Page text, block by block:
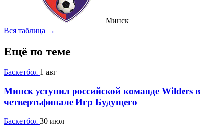
Минск
Вся таблица →
Ещё по теме
Баскетбол 1 авг
Минск уступил российской команде Wilders в
четвертьфинале Игр Будущего
Баскетбол 30 июл